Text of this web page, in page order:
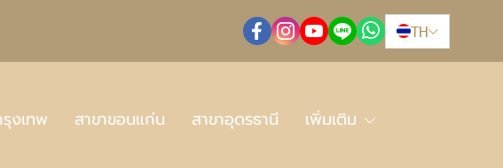
TH
งเทพ สาขาขอนแก่น สาขาอุดรธานี เพิ่มเติม